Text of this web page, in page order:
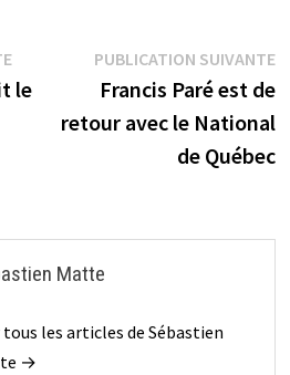
Publication
précédente :
le
PUBLICATION SUIVANTE
Francis Paré est de
retour avec le National
de Québec
Matte
tous les articles de Sébastien
→